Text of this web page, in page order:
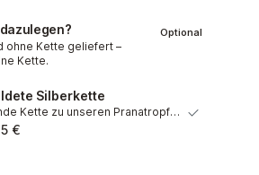
ohne Kette geliefert –
Kette.
Optional
Silberkette
Passende Kette zu unseren Pranatropfen. Anmutige Kette au…
€